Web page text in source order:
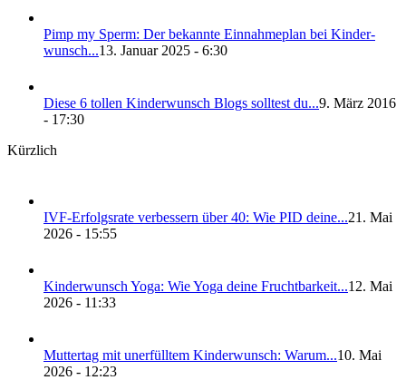
Pimp my Sperm: Der bekann­te Ein­nah­me­plan bei Kin­der­
wunsch...13. Januar 2025 - 6:30
Die­se 6 tol­len Kin­der­wunsch Blogs soll­test du...9. März 2016
- 17:30
Kürzlich
IVF-Erfolgs­ra­te ver­bes­sern über 40: Wie PID dei­ne...21. Mai
2026 - 15:55
Kin­der­wunsch Yoga: Wie Yoga dei­ne Frucht­bar­keit...12. Mai
2026 - 11:33
Mut­ter­tag mit uner­füll­tem Kin­der­wunsch: War­um...10. Mai
2026 - 12:23